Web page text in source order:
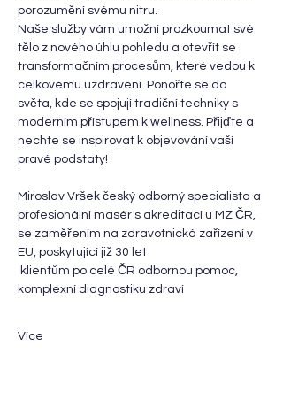
porozumění svému nitru.
Naše služby vám umožní prozkoumat své
tělo z nového úhlu pohledu a otevřít se
transformačním procesům, které vedou k
celkovému uzdravení. Ponořte se do
světa, kde se spojují tradiční techniky s
moderním přístupem k wellness. Přijďte a
nechte se inspirovat k objevování vaší
pravé podstaty!
Miroslav Vršek český odborný specialista a
profesionální masér s akreditací u MZ ČR,
se zaměřením na zdravotnická zařízení v
EU, poskytující již 30 let
komplexní diagnostiku zdraví
Více